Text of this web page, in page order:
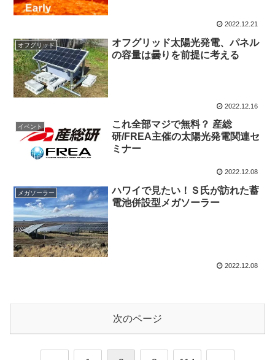
2022.12.21
オフグリッド
オフグリッド太陽光発電、パネル
の容量は曇りを前提に考える
2022.12.16
イベント
これ全部マジで無料？ 産総
研/FREA主催の太陽光発電関連セ
ミナー
2022.12.08
メガソーラー
ハワイで見たい！Ｓ氏が訪れた蓄
電池併設型メガソーラー
2022.12.08
次のページ